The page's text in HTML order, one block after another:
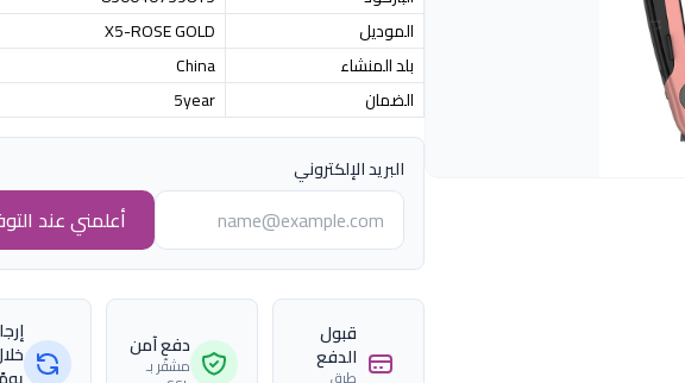
الموديل
X5-ROSE GOLD
بلد المنشاء
China
الضمان
5year
البريد الإلكتروني
أعلمني عند
قبول
الدفع دفع آمن
مشفّر بـ